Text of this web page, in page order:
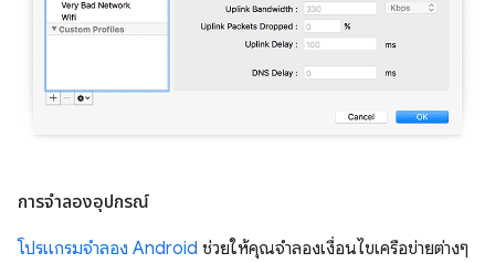
การจําลองอุปกรณ์
โปรแกรมจําลอง Android ช่วยให้คุณจําลองเงื่อนไขเครือข่ายต่างๆ